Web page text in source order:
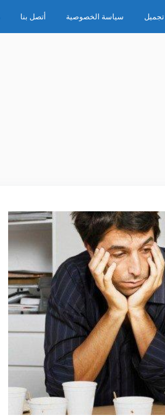
تجميل سياسة الخصوصية أتصل بنا